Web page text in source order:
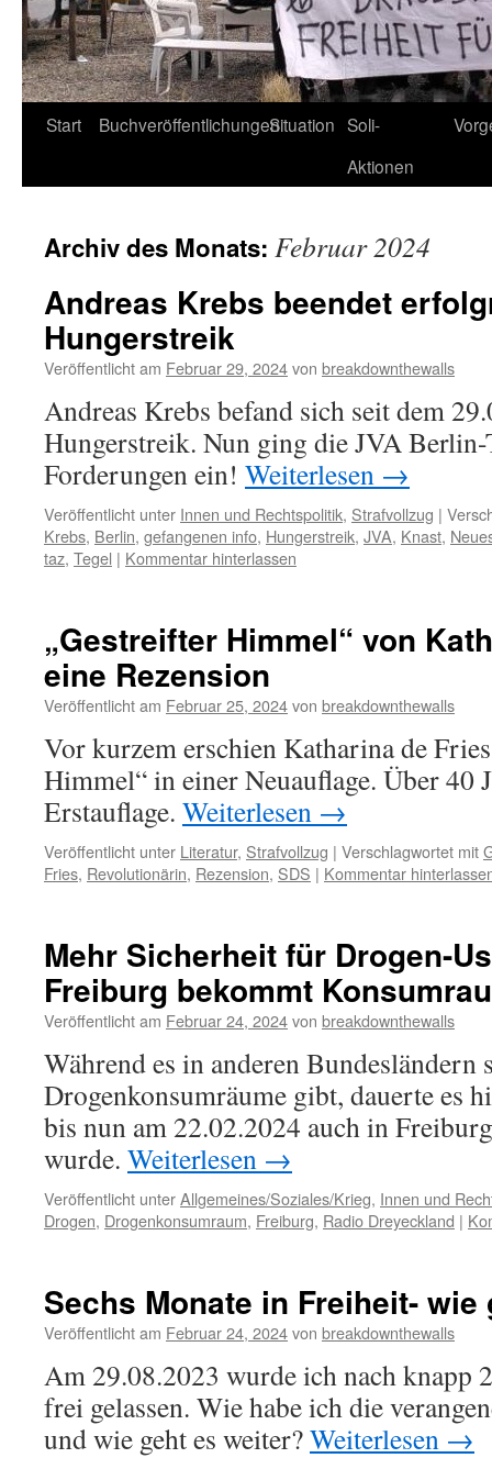
Start BuchveröffentlichungenSituation Soli-
Aktionen
Archiv des Monats: Februar 2024
Andreas Krebs beendet
Hungerstreik
Veröffentlicht am Februar 29, 2024von breakdownthewalls
Andreas Krebs befand sich seit dem
Hungerstreik. Nun ging die JVA Berlin-
Forderungen ein! Weiterlesen →
Veröffentlicht unter Innen und Rechtspolitik, Strafvollzug |
Krebs, Berlin, gefangenen info, Hungerstreik, JVA, Knast,
taz, Tegel | Kommentar hinterlassen
„Gestreifter Himmel“ von
eine Rezension
Veröffentlicht am Februar 25, 2024von breakdownthewalls
Vor kurzem erschien Katharina de
Himmel“ in einer Neuauflage. Über 40
Erstauflage. Weiterlesen →
Veröffentlicht unter Literatur, Strafvollzug | Verschlagwortet mit
Fries, Revolutionärin, Rezension, SDS | Kommentar
Mehr Sicherheit für Drogen-
Freiburg bekommt
Veröffentlicht am Februar 24, 2024von breakdownthewalls
Während es in anderen Bundesländern
Drogenkonsumräume gibt, dauerte es
bis nun am 22.02.2024 auch in
wurde. Weiterlesen →
Veröffentlicht unterAllgemeines/Soziales/Krieg, Innen und
Drogen, Drogenkonsumraum, Freiburg, Radio Dreyeckland |
Sechs Monate in Freiheit-
Veröffentlicht am Februar 24, 2024von breakdownthewalls
Am 29.08.2023 wurde ich nach knapp
frei gelassen. Wie habe ich die
und wie geht es weiter?Weiterlesen →